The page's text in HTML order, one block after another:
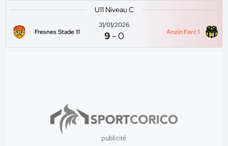
U11 Niveau C
Fresnes Stade 11
31/01/2026
9 -0 Anzin Farc 1
publicité